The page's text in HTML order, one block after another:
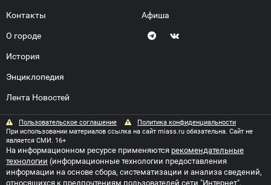
Контакты
О городе
История
Энциклопедия
Лента Новостей
Афиша
Пользовательское соглашение
Политика конфиденциальности
При использовании материалов ссылка на сайт miass.ru обязательна. Сайт не
является СМИ. 16+
На информационном ресурсе применяются рекомендательные
технологии (информационные технологии предоставления
информации на основе сбора, систематизации и анализа сведений,
относящихся к предпочтениям пользователей сети "Интернет",